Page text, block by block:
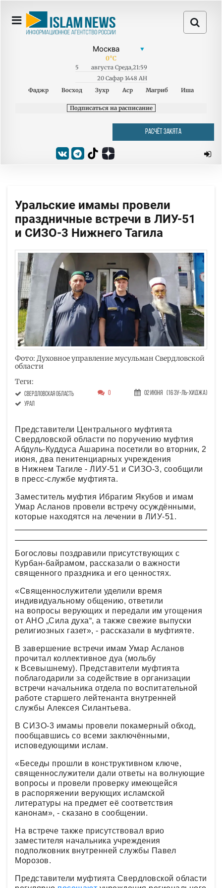
0°C
5 августа Среда,21:59
20 Сафар 1448 AH
Фаджр
Восход Зухр Аср Магриб Иша
Подписаться на расписание
РАСЧЁТ ЗАКЯТА
Уральские имамы провели
праздничные встречи в ЛИУ-51
и СИЗО-3 Нижнего Тагила
Фото: Духовное управление мусульман Свердловской
области
Теги:
Свердловская область
Урал
0 02 Июня (16 Зу-ль-хиджа)
Представители Центрального муфтията
Свердловской области по поручению муфтия
Абдуль-Куддуса Ашарина посетили во вторник, 2
июня, два пенитенциарных учреждения
в Нижнем Тагиле - ЛИУ-51 и СИЗО-3, сообщили
в пресс-службе муфтията.
Заместитель муфтия Ибрагим Якубов и имам
Умар Асланов провели встречу осуждёнными,
которые находятся на лечении в ЛИУ-51.
Богословы поздравили присутствующих с
Курбан-байрамом, рассказали о важности
священного праздника и его ценностях.
«Священнослужители уделили время
индивидуальному общению, ответили
на вопросы верующих и передали им угощения
от АНО „Сила духа“, а также свежие выпуски
религиозных газет», - рассказали в муфтияте.
В завершение встречи имам Умар Асланов
прочитал коллективное дуа (мольбу
к Всевышнему). Представители муфтията
поблагодарили за содействие в организации
встречи начальника отдела по воспитательной
работе старшего лейтенанта внутренней
службы Алексея Силантьева.
В СИЗО-3 имамы провели покамерный обход,
пообщавшись со всеми заключёнными,
исповедующими ислам.
«Беседы прошли в конструктивном ключе,
священнослужители дали ответы на волнующие
вопросы и провели проверку имеющейся
в распоряжении верующих исламской
литературы на предмет её соответствия
канонам», - сказано в сообщении.
На встрече также присутствовал врио
заместителя начальника учреждения
подполковник внутренней службы Павел
Морозов.
Представители муфтията Свердловской области